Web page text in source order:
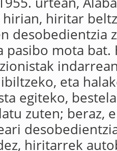
hiritar
desobedientzia
pasibo mota
eta
egiteko,
zuten; beraz,
hiritarrek